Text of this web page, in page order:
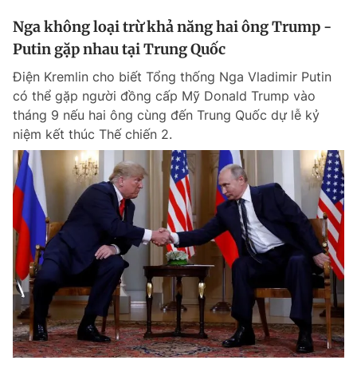
Nga không loại trừ khả năng hai ông Trump -
Putin gặp nhau tại Trung Quốc
Điện Kremlin cho biết Tổng thống Nga Vladimir Putin
có thể gặp người đồng cấp Mỹ Donald Trump vào
tháng 9 nếu hai ông cùng đến Trung Quốc dự lễ kỷ
niệm kết thúc Thế chiến 2.